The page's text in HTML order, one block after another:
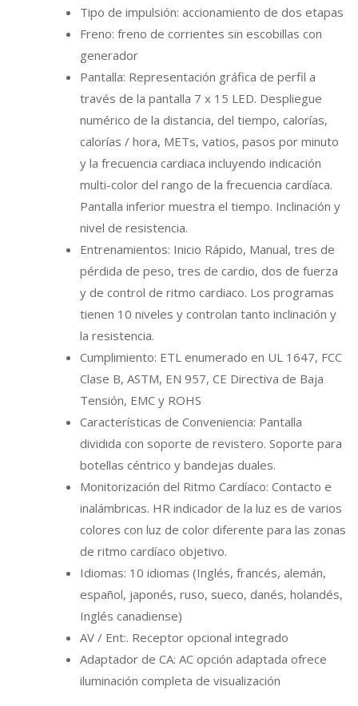
Tipo de impulsión: accionamiento de dos etapas
Freno: freno de corrientes sin escobillas con
generador
Pantalla: Representación gráfica de perfil a
través de la pantalla 7 x 15 LED. Despliegue
numérico de la distancia, del tiempo, calorías,
calorías / hora, METs, vatios, pasos por minuto
y la frecuencia cardiaca incluyendo indicación
multi-color del rango de la frecuencia cardíaca.
Pantalla inferior muestra el tiempo. Inclinación y
nivel de resistencia.
Entrenamientos: Inicio Rápido, Manual, tres de
pérdida de peso, tres de cardio, dos de fuerza
y de control de ritmo cardiaco. Los programas
tienen 10 niveles y controlan tanto inclinación y
la resistencia.
Cumplimiento: ETL enumerado en UL 1647, FCC
Clase B, ASTM, EN 957, CE Directiva de Baja
Tensión, EMC y ROHS
Características de Conveniencia: Pantalla
dividida con soporte de revistero. Soporte para
botellas céntrico y bandejas duales.
Monitorización del Ritmo Cardíaco: Contacto e
inalámbricas. HR indicador de la luz es de varios
colores con luz de color diferente para las zonas
de ritmo cardíaco objetivo.
Idiomas: 10 idiomas (Inglés, francés, alemán,
español, japonés, ruso, sueco, danés, holandés,
Inglés canadiense)
AV / Ent:. Receptor opcional integrado
Adaptador de CA: AC opción adaptada ofrece
iluminación completa de visualización